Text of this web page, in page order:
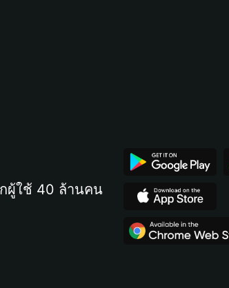
ผู้ใช้ 40 ล้านคน